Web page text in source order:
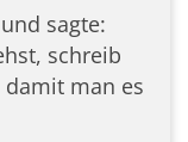
sagte:
schreib
man es